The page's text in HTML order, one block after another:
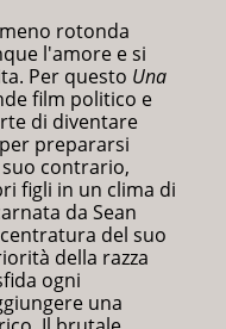
rotonda
l'amore e si
Per questo Una
film politico e
di diventare
prepararsi
contrario,
figli in un clima di
da Sean
del suo
della razza
ogni
una